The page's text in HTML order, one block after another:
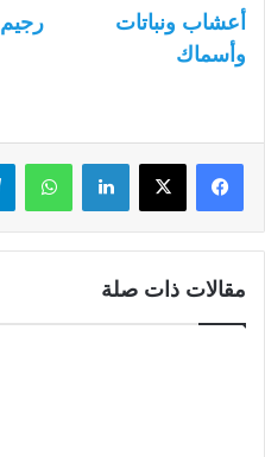
أعشاب ونباتات
وأسماك
لينكدإن واتساب
مقالات ذات صلة